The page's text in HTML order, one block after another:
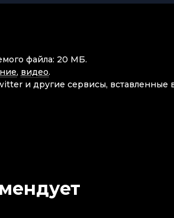
файла: 20 МБ.
, видео.
и другие сервисы, вставленные